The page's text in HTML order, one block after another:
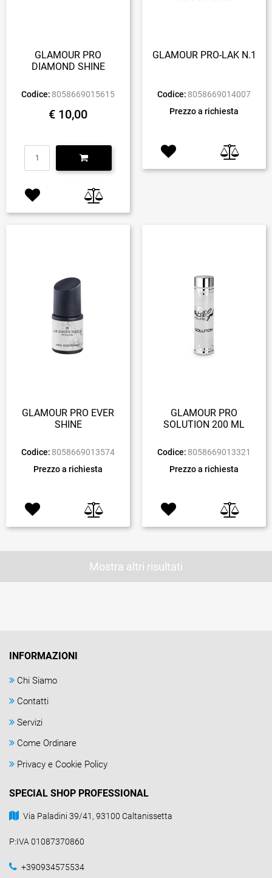
GLAMOUR PRO
DIAMOND SHINE
Codice: 8058669015615
€ 10,00
Quantità
GLAMOUR PRO-LAK N.1
Codice: 8058669014007
Prezzo a richiesta
GLAMOUR PRO EVER
SHINE
Codice: 8058669013574
Prezzo a richiesta
GLAMOUR PRO
SOLUTION 200 ML
Codice: 8058669013321
Prezzo a richiesta
Mostra altri risultati
INFORMAZIONI
Chi Siamo
Contatti
Servizi
Come Ordinare
Privacy e Cookie Policy
SPECIAL SHOP PROFESSIONAL
Via Paladini 39/41, 93100 Caltanissetta
P:IVA 01087370860
+390934575534